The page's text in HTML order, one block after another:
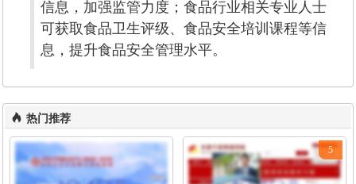
信息，加强监管力度；食品行业相关专业人士
可获取食品卫生评级、食品安全培训课程等信
息，提升食品安全管理水平。
热门推荐
5